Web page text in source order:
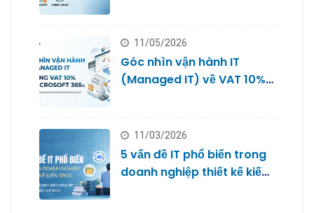
11/05/2026
Góc nhìn vận hành IT
(Managed IT) về VAT 10%
11/03/2026
5 vấn đề IT phổ biến trong
doanh nghiệp thiết kế kiến